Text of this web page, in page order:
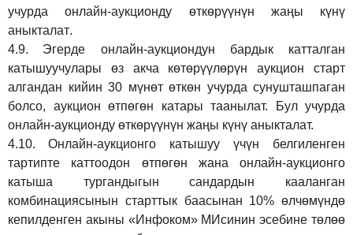
учурда онлайн-аукционду өткөрүүнүн жаңы күнү
аныкталат.
4.9.
Эгерде онлайн-аукциондун бардык катталган
катышуучулары өз акча көтөрүүлөрүн аукцион старт
алгандан кийин 30 мүнөт өткөн учурда сунушташпаган
болсо, аукцион өтпөгөн катары таанылат. Бул учурда
онлайн-аукционду өткөрүүнүн жаңы күнү аныкталат.
4.10.
Онлайн-аукционго катышуу үчүн белгиленген
тартипте каттоодон өтпөгөн жана онлайн-аукционго
катыша тургандыгын сандардын кааланган
комбинациясынын старттык баасынан 10% өлчөмүндө
кепилденген акыны «Инфоком» МИсинин эсебине төлөө